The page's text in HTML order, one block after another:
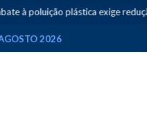
à poluição plástica exige redução
2026